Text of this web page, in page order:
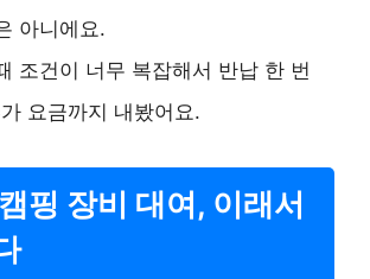
아니에요.
조건이 너무 복잡해서 반납 한 번
요금까지 내봤어요.
핑 장비 대여, 이래서